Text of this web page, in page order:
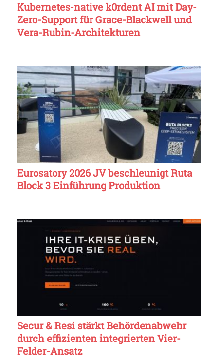
Kubernetes-native k0rdent AI mit Day-
Zero-Support für Grace-Blackwell und
Vera-Rubin-Architekturen
Eurosatory 2026 JV beschleunigt Ruta
Block 3 Einführung Produktion
Secur & Resi stärkt Behördenabwehr
durch effizienten integrierten Vier-
Felder-Ansatz